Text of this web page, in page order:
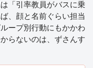
「引率教員がバスに乗
、顔と名前ぐらい担当
ープ別行動にもかかわ
らないのは、ずさんす